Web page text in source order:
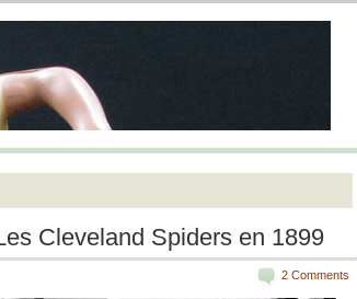
Cleveland Spiders en 1899
2 Comments